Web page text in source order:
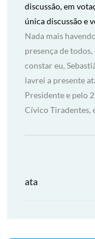
discussão, em
única discussão e
Nada mais
presença de
constar eu,
lavrei a presente
Presidente e pelo
Cívico Tiradentes,
ata